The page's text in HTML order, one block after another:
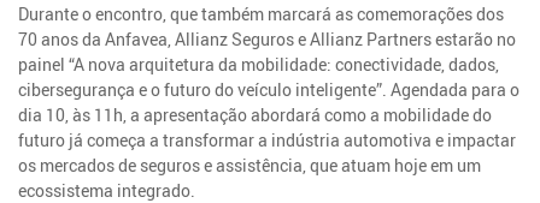
Durante o encontro, que também marcará as comemorações dos
70 anos da Anfavea, Allianz Seguros e Allianz Partners estarão no
painel “A nova arquitetura da mobilidade: conectividade, dados,
cibersegurança e o futuro do veículo inteligente”. Agendada para o
dia 10, às 11h, a apresentação abordará como a mobilidade do
futuro já começa a transformar a indústria automotiva e impactar
os mercados de seguros e assistência, que atuam hoje em um
ecossistema integrado.